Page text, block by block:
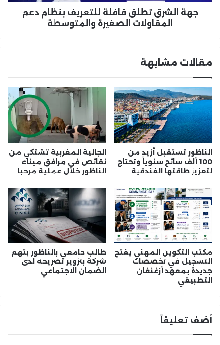
والمتوسطة
جهة الشرق تطلق قافلة للتعريف بنظام دعم
المقاولات الصغيرة والمتوسطة
مقالات مشابهة
الناظور تستقبل أزيد من
100 ألف سائح سنوياً وتحتاج
لتعزيز طاقتها الفندقية
الجالية المغربية تشتكي من
نقائص في مرافق ميناء
الناظور خلال عملية مرحبا
مكتب التكوين المهني يفتح
التسجيل في تخصصات
جديدة بمعهد أزغنغان
التطبيقي
طالب جامعي بالناظور يتهم
شركة بتزوير تصريحه لدى
الضمان الاجتماعي
أضف تعليقاً